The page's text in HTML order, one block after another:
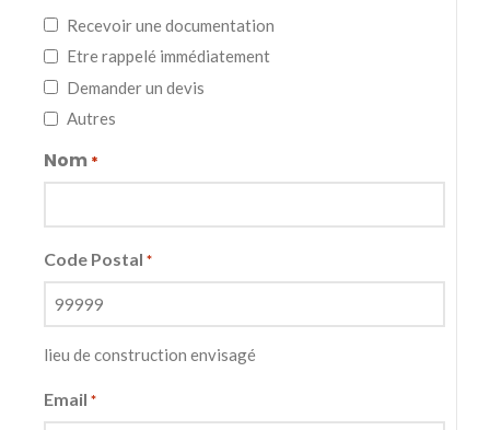
Recevoir une documentation
Etre rappelé immédiatement
Demander un devis
Autres
Nom *
Code Postal *
lieu de construction envisagé
Email *